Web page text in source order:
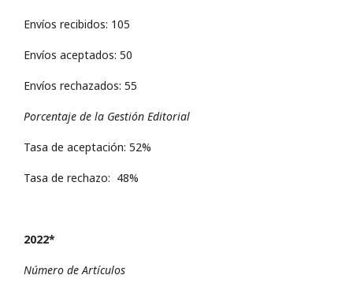
Envíos recibidos: 105
Envíos aceptados: 50
Envíos rechazados: 55
Porcentaje de la Gestión Editorial
Tasa de aceptación: 52%
Tasa de rechazo: 48%
2022*
Número de Artículos